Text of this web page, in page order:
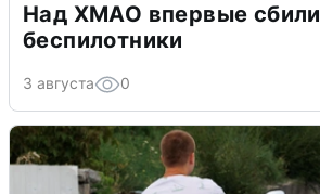
Над ХМАО впервые сбили
беспилотники
3 августа 0